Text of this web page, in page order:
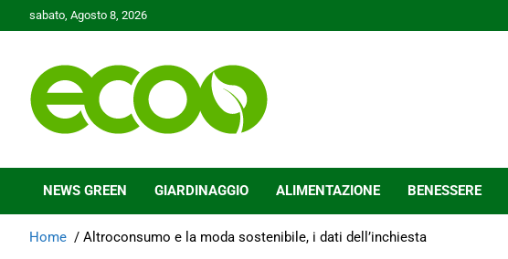
to
sabato, Agosto 8, 2026
Ecoo.it
NEWS GREEN GIARDINAGGIO ALIMENTAZIONE BENESSERE
Home Altroconsumo e la moda sostenibile, i dati dell’inchiesta